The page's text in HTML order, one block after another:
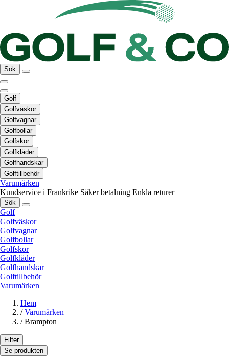
Sök
Golf
Golfväskor
Golfvagnar
Golfbollar
Golfskor
Golfkläder
Golfhandskar
Golftillbehör
Varumärken
Kundservice i Frankrike Säker betalning Enkla returer
Sök
Golf
Golfväskor
Golfvagnar
Golfbollar
Golfskor
Golfkläder
Golfhandskar
Golftillbehör
Varumärken
Hem
/ Varumärken
/ Brampton
Filter
Se produkten